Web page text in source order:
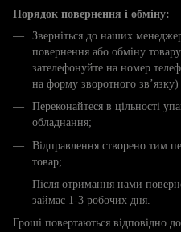
Порядок повернення і обміну:
Зверніться до наших
повернення або обміну
зателефонуйте на номер
на форму зворотного зв’язку)
Переконайтеся в цільності
обладнання;
Відправлення створено тим
товар;
Після отримання нами
займає 1-3 робочих дня.
Гроші повертаються відповідно